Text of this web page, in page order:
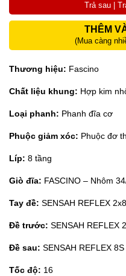
Trả sau |
THÊM
(Mua càng
Thương hiệu: Fascino
Chất liệu khung: Hợp kim
Loại phanh: Phanh đĩa cơ
Phuộc giảm xóc: Phuộc đơ
Líp: 8 tầng
Giò đĩa: FASCINO – Nhôm
Tay đề: SENSAH REFLEX
Đề trước: SENSAH REFLEX
Đề sau: SENSAH REFLEX 8S
Tốc độ: 16